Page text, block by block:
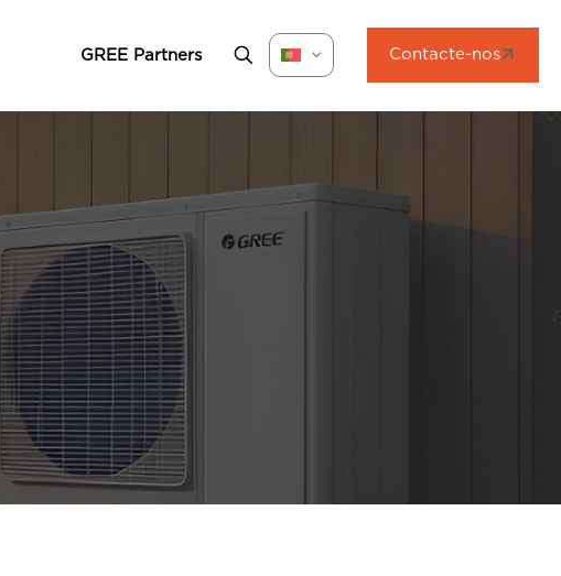
GREE Partners Contacte-nos